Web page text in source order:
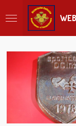
direct
hoofdinhoud